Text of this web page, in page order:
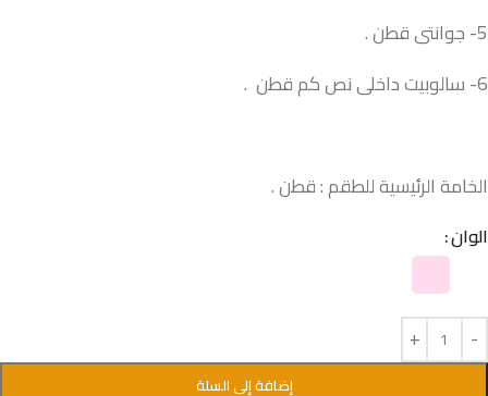
5- جوانتى قطن .
6- سالوبيت داخلى نص كم قطن .
الخامة الرئيسية للطقم : قطن .
الوان
إضافة إلى السلة